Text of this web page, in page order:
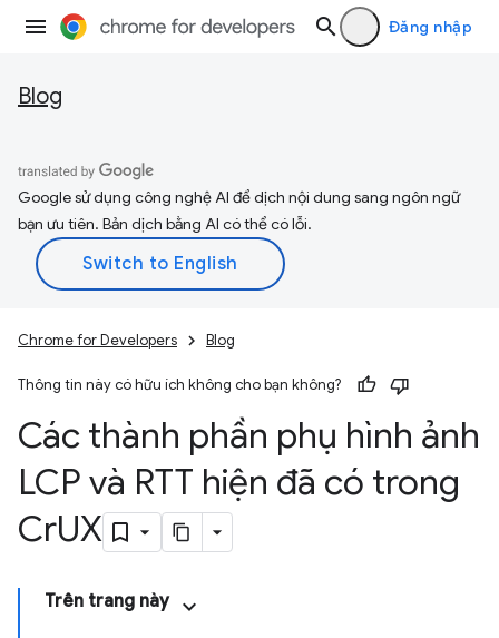
Đăng nhập
Blog
Google sử dụng công nghệ AI để dịch nội dung sang ngôn ngữ
bạn ưu tiên. Bản dịch bằng AI có thể có lỗi.
Chrome for Developers Blog
Thông tin này có hữu ích không cho bạn không?
Các thành phần phụ hình ảnh
LCP và RTT hiện đã có trong
CrUX
Trên trang này